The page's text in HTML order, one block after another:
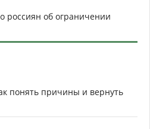
об ограничении
понять причины и вернуть